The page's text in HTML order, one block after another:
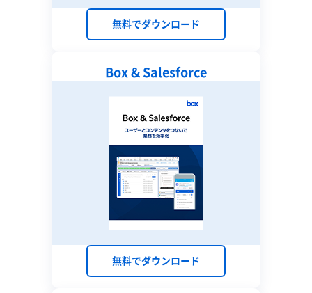
無料でダウンロード
Box & Salesforce
無料でダウンロード